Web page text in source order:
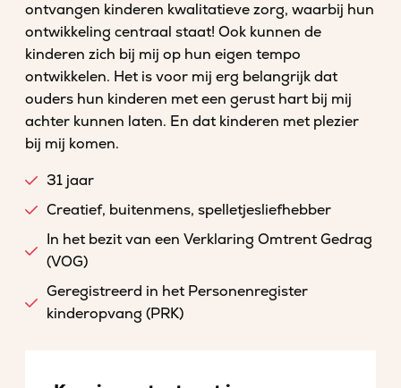
ontvangen kinderen kwalitatieve zorg, waarbij hun
ontwikkeling centraal staat! Ook kunnen de
kinderen zich bij mij op hun eigen tempo
ontwikkelen. Het is voor mij erg belangrijk dat
ouders hun kinderen met een gerust hart bij mij
achter kunnen laten. En dat kinderen met plezier
bij mij komen.
31 jaar
Creatief, buitenmens, spelletjesliefhebber
In het bezit van een Verklaring Omtrent Gedrag
(VOG)
Geregistreerd in het Personenregister
kinderopvang (PRK)